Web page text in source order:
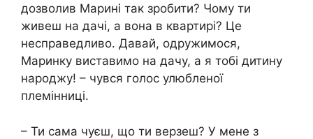
дозволив Марині так зробити? Чому ти
живеш на дачі, а вона в квартирі? Це
несправедливо. Давай, одружимося,
Маринку виставимо на дачу, а я тобі дитину
народжу! – чувся голос улюбленої
племінниці.
– Ти сама чуєш, що ти верзеш? У мене з